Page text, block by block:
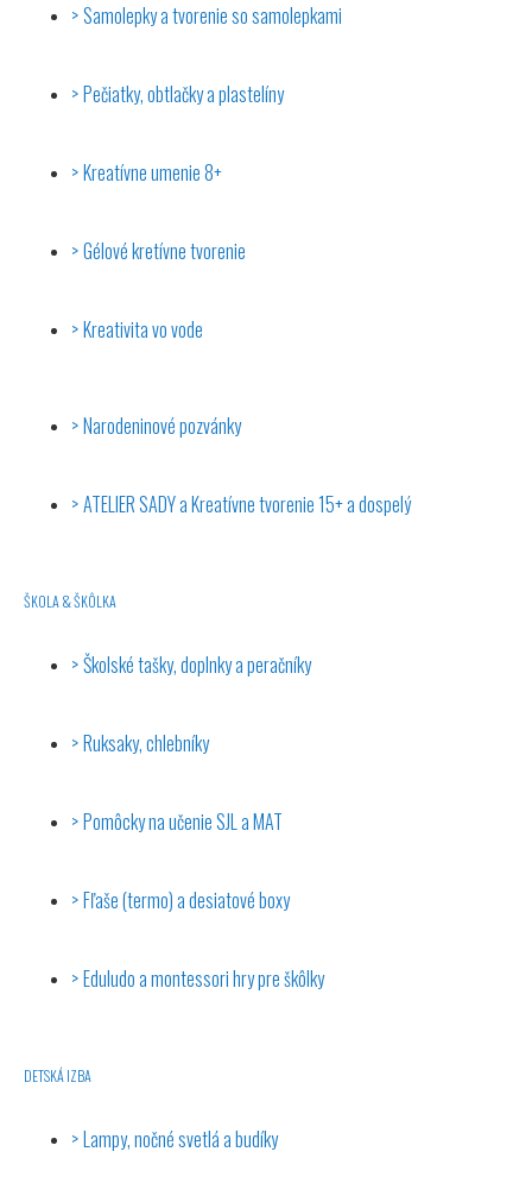
Samolepky a tvorenie so samolepkami
Pečiatky, obtlačky a plastelíny
Kreatívne umenie 8+
Gélové kretívne tvorenie
Kreativita vo vode
Narodeninové pozvánky
ATELIER SADY a Kreatívne tvorenie 15+ a dospelý
ŠKOLA & ŠKÔLKA
Školské tašky, doplnky a peračníky
Ruksaky, chlebníky
Pomôcky na učenie SJL a MAT
Fľaše (termo) a desiatové boxy
Eduludo a montessori hry pre škôlky
DETSKÁ IZBA
Lampy, nočné svetlá a budíky